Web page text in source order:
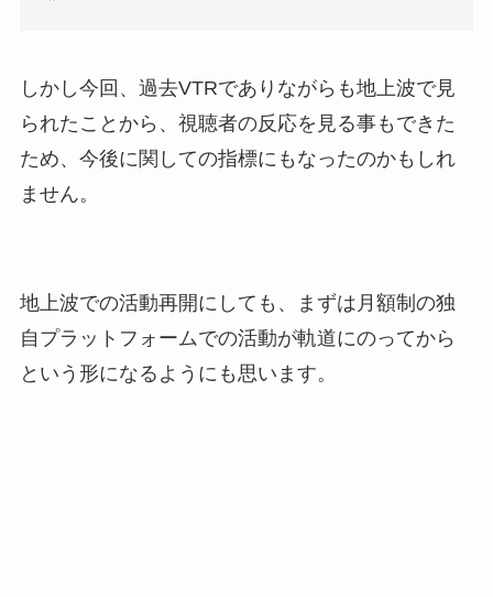
しかし今回、過去VTRでありながらも地上波で見
られたことから、視聴者の反応を見る事もできた
ため、今後に関しての指標にもなったのかもしれ
ません。
地上波での活動再開にしても、まずは月額制の独
自プラットフォームでの活動が軌道にのってから
という形になるようにも思います。